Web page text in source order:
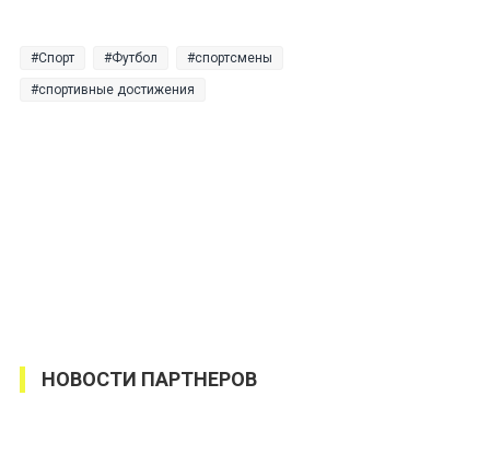
Спорт Футбол спортсмены
спортивные достижения
НОВОСТИ ПАРТНЕРОВ